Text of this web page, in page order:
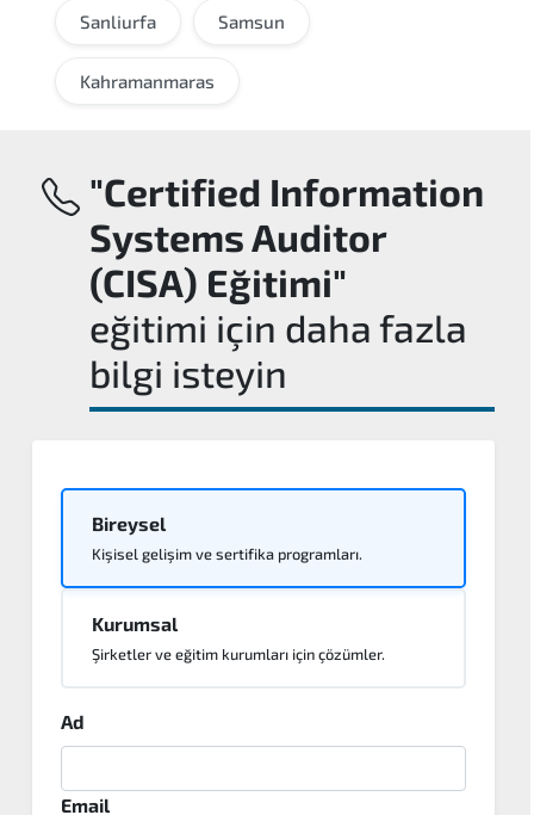
Sanliurfa Samsun
Kahramanmaras
"Certified Information
Systems Auditor
(CISA) Eğitimi"
eğitimi için daha fazla
bilgi isteyin
Bireysel
Kişisel gelişim ve sertifika programları.
Kurumsal
Şirketler ve eğitim kurumları için çözümler.
Ad
Email